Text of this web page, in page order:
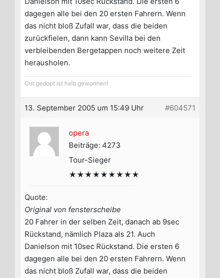
dagegen alle bei den 20 ersten Fahrern. Wenn
das nicht bloß Zufall war, dass die beiden
zurückfielen, dann kann Sevilla bei den
verbleibenden Bergetappen noch weitere Zeit
herausholen.
Gut gedopt ist halb gewonnen!
13. September 2005 um 15:49 Uhr #604571
opera
Beiträge: 4273
Tour-Sieger
★★★★★★★★★
Quote:
Original von fensterscheibe
20 Fahrer in der selben Zeit, danach ab 9sec
Rückstand, nämlich Plaza als 21. Auch
Danielson mit 10sec Rückstand. Die ersten 6
dagegen alle bei den 20 ersten Fahrern. Wenn
das nicht bloß Zufall war, dass die beiden